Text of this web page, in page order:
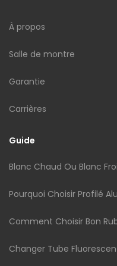
À propos
Salle de montre
Garantie
Carrières
Guide
Blanc Chaud Ou Blanc
Pourquoi Choisir Profilé
Comment Choisir Bon
Changer Tube